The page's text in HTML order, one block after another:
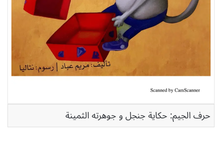
حرف الجيم: حكاية جنجل و جوهرته الثمينة